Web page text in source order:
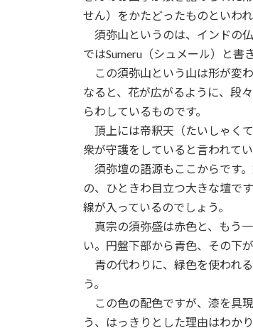
せん）をかたどったものといわれ
須弥山というのは、インドの
ではSumeru（シュメール）と書き
この須弥山という山は形が変
なると、花が広がるように、段
らわしているものです。
頂上には帝釈天（たいしゃく
衆が守護をしていると言われてい
須弥壇の語源もここからです
の、ひときわ目立つ大きな壇で
線が入っているのでしょう。
真宗の須弥盛は赤色と、もう
い。円盤下部から青色、その下
青の代わりに、緑色を使われ
う。
この色の配色ですが、漆を具
う、はっきりとした理由はわか